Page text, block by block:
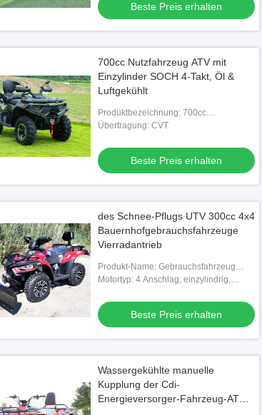
Beste Preis erhalten
700cc Nutzfahrzeug ATV mit
Einzylinder SOCH 4-Takt, Öl &
Luftgekühlt
Produktbezeichnung: 700cc
Nutzfahrzeug ATV
Übertragung: CVT
Beste Preis erhalten
des Schnee-Pflugs UTV 300cc 4x4
Bauernhofgebrauchsfahrzeuge
Vierradantrieb
Produkt-Name: Gebrauchsfahrzeug
300cc atv
Motortyp: 4 Anschlag, einzylindrig,
Beste Preis erhalten
Wassergekühlte manuelle
Kupplung der Cdi-
Energieversorger-Fahrzeug-ATV